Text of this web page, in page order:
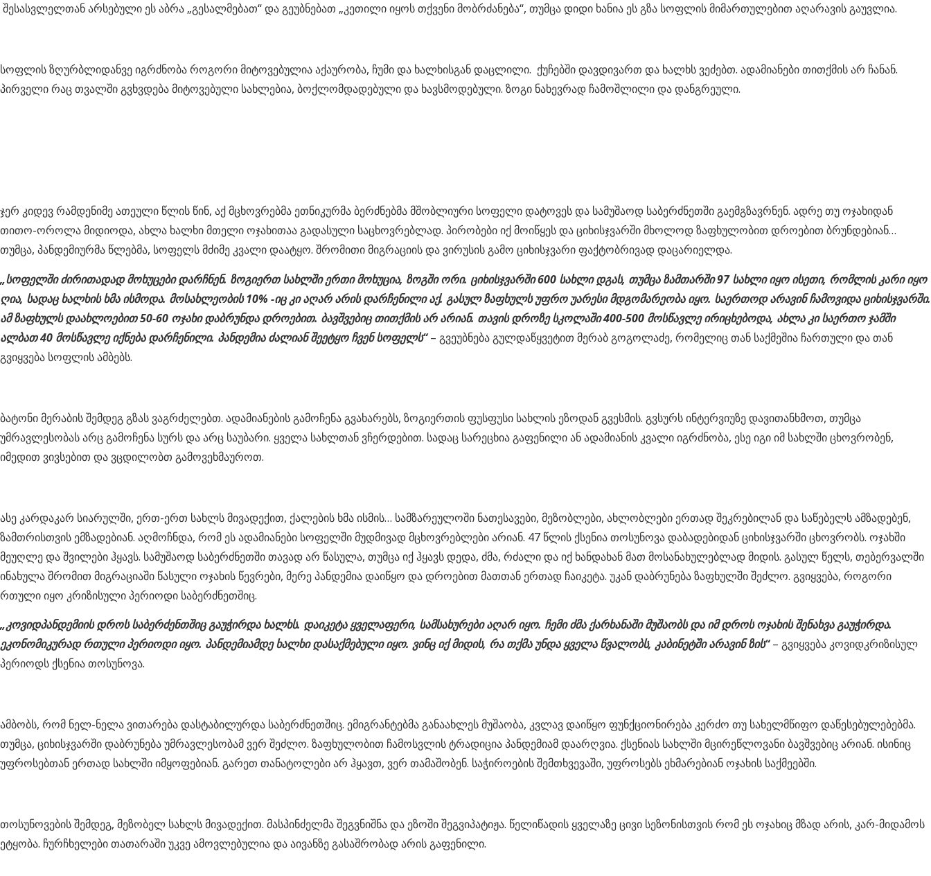
შესასვლელთან არსებული ეს აბრა „გესალმებათ“ და გეუბნებათ „კეთილი იყოს თქვენი მობრძანება“, თუმცა დიდი ხანია ეს გზა სოფლის მიმართულებით აღარავის გაუვლია.
სოფლის ზღურბლიდანვე იგრძნობა როგორი მიტოვებულია აქაურობა, ჩუმი და ხალხისგან დაცლილი. ქუჩებში დავდივართ და ხალხს ვეძებთ. ადამიანები თითქმის არ ჩანან.
პირველი რაც თვალში გვხვდება მიტოვებული სახლებია, ბოქლომდადებული და ხავსმოდებული. ზოგი ნახევრად ჩამოშლილი და დანგრეული.
ჯერ კიდევ რამდენიმე ათეული წლის წინ, აქ მცხოვრებმა ეთნიკურმა ბერძნებმა მშობლიური სოფელი დატოვეს და სამუშაოდ საბერძნეთში გაემგზავრნენ. ადრე თუ ოჯახიდან
თითო-ოროლა მიდიოდა, ახლა ხალხი მთელი ოჯახითაა გადასული საცხოვრებლად. პირობები იქ მოიწყეს და ციხისჯვარში მხოლოდ ზაფხულობით დროებით ბრუნდებიან…
თუმცა, პანდემიურმა წლებმა, სოფელს მძიმე კვალი დაატყო. შრომითი მიგრაციის და ვირუსის გამო ციხისჯვარი ფაქტობრივად დაცარიელდა.
„სოფელში ძირითადად მოხუცები დარჩნენ. ზოგიერთ სახლში ერთი მოხუცია, ზოგში ორი. ციხისჯვარში 600 სახლი დგას, თუმცა ზამთარში 97 სახლი იყო ისეთი, რომლის კარი იყო
ღია, სადაც ხალხის ხმა ისმოდა. მოსახლეობის 10% -იც კი აღარ არის დარჩენილი აქ. გასულ ზაფხულს უფრო უარესი მდგომარეობა იყო. საერთოდ არავინ ჩამოვიდა ციხისჯვარში.
ამ ზაფხულს დაახლოებით 50-60 ოჯახი დაბრუნდა დროებით. ბავშვებიც თითქმის არ არიან. თავის დროზე სკოლაში 400-500 მოსწავლე ირიცხებოდა, ახლა კი საერთო ჯამში
ალბათ 40 მოსწავლე იქნება დარჩენილი. პანდემია ძალიან შეეტყო ჩვენ სოფელს“– გვეუბნება გულდაწყვეტით მერაბ გოგოლაძე, რომელიც თან საქმეშია ჩართული და თან
გვიყვება სოფლის ამბებს.
ბატონი მერაბის შემდეგ გზას ვაგრძელებთ. ადამიანების გამოჩენა გვახარებს, ზოგიერთის ფუსფუსი სახლის ეზოდან გვესმის. გვსურს ინტერვიუზე დავითანხმოთ, თუმცა
უმრავლესობას არც გამოჩენა სურს და არც საუბარი. ყველა სახლთან ვჩერდებით. სადაც სარეცხია გაფენილი ან ადამიანის კვალი იგრძნობა, ესე იგი იმ სახლში ცხოვრობენ,
იმედით ვივსებით და ვცდილობთ გამოვეხმაუროთ.
ასე კარდაკარ სიარულში, ერთ-ერთ სახლს მივადექით, ქალების ხმა ისმის… სამზარეულოში ნათესავები, მეზობლები, ახლობლები ერთად შეკრებილან და საწებელს ამზადებენ,
ზამთრისთვის ემზადებიან. აღმოჩნდა, რომ ეს ადამიანები სოფელში მუდმივად მცხოვრებლები არიან. 47 წლის ქსენია თოსუნოვა დაბადებიდან ციხისჯვარში ცხოვრობს. ოჯახში
მეუღლე და შვილები ჰყავს. სამუშაოდ საბერძნეთში თავად არ წასულა, თუმცა იქ ჰყავს დედა, ძმა, რძალი და იქ ხანდახან მათ მოსანახულებლად მიდის. გასულ წელს, თებერვალში
ინახულა შრომით მიგრაციაში წასული ოჯახის წევრები, მერე პანდემია დაიწყო და დროებით მათთან ერთად ჩაიკეტა. უკან დაბრუნება ზაფხულში შეძლო. გვიყვება, როგორი
რთული იყო კრიზისული პერიოდი საბერძნეთშიც.
„კოვიდპანდემიის დროს საბერძენთშიც გაუჭირდა ხალხს. დაიკეტა ყველაფერი, სამსახურები აღარ იყო. ჩემი ძმა ქარხანაში მუშაობს და იმ დროს ოჯახის შენახვა გაუჭირდა.
ეკონომიკურად რთული პერიოდი იყო. პანდემიამდე ხალხი დასაქმებული იყო. ვინც იქ მიდის, რა თქმა უნდა ყველა წვალობს, კაბინეტში არავინ ზის“– გვიყვება კოვიდკრიზისულ
პერიოდს ქსენია თოსუნოვა.
ამბობს, რომ ნელ-ნელა ვითარება დასტაბილურდა საბერძნეთშიც. ემიგრანტებმა განაახლეს მუშაობა, კვლავ დაიწყო ფუნქციონირება კერძო თუ სახელმწიფო დაწესებულებებმა.
თუმცა, ციხისჯვარში დაბრუნება უმრავლესობამ ვერ შეძლო. ზაფხულობით ჩამოსვლის ტრადიცია პანდემიამ დაარღვია. ქსენიას სახლში მცირეწლოვანი ბავშვებიც არიან. ისინიც
უფროსებთან ერთად სახლში იმყოფებიან. გარეთ თანატოლები არ ჰყავთ, ვერ თამაშობენ. საჭიროების შემთხვევაში, უფროსებს ეხმარებიან ოჯახის საქმეებში.
თოსუნოვების შემდეგ, მეზობელ სახლს მივადექით. მასპინძელმა შეგვნიშნა და ეზოში შეგვიპატიჟა. წელიწადის ყველაზე ცივი სეზონისთვის რომ ეს ოჯახიც მზად არის, კარ-მიდამოს
ეტყობა. ჩურჩხელები თათარაში უკვე ამოვლებულია და აივანზე გასაშრობად არის გაფენილი.